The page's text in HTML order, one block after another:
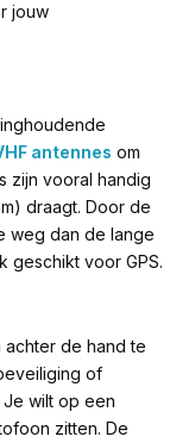
jouw
antennes om
zijn vooral handig
draagt. Door de
weg dan de lange
geschikt voor GPS.
achter de hand te
of
wilt op een
zitten. De